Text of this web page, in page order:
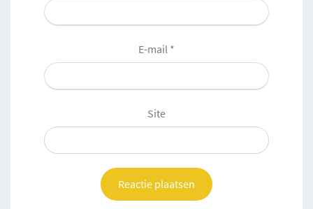
E-mail *
Site